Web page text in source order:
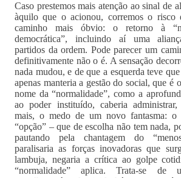
Caso prestemos mais atenção ao sinal de
àquilo que o acionou, corremos o risco
caminho mais óbvio: o retorno à
democrática”, incluindo aí uma
partidos da ordem. Pode parecer um
definitivamente não o é. A sensação
nada mudou, e de que a esquerda teve
apenas manteria a gestão do social, que é
nome da “normalidade”, como a
ao poder instituído, caberia
mais, o medo de um novo fantasma: o
“opção” – que de escolha não tem nada,
pautando pela chantagem do
paralisaria as forças inovadoras que
lambuja, negaria a crítica ao golpe
“normalidade” aplica. Trata-se de